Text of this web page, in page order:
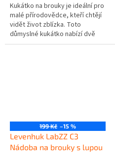
Kukátko na brouky je ideální pro
malé přírodovědce, kteří chtějí
vidět život zblízka. Toto
důmyslné kukátko nabízí dvě
lupy s trojnásobným zvětšením.
199 Kč –15 %
Levenhuk LabZZ C3
Nádoba na brouky s lupou